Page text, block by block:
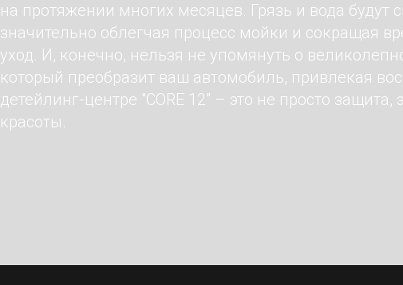
на протяжении многих месяцев. Грязь и вода будут
значительно облегчая процесс мойки и сокращая
уход. И, конечно, нельзя не упомянуть о
который преобразит ваш автомобиль, привлекая
детейлинг-центре "CORE 12" – это не просто защита,
красоты.